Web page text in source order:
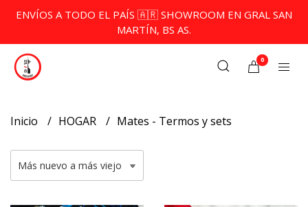
ENVÍOS A TODO EL PAÍS 🇦🇷 SHOWROOM EN GRAL SAN
MARTÍN, BS AS.
0
Inicio HOGAR Mates - Termos y sets